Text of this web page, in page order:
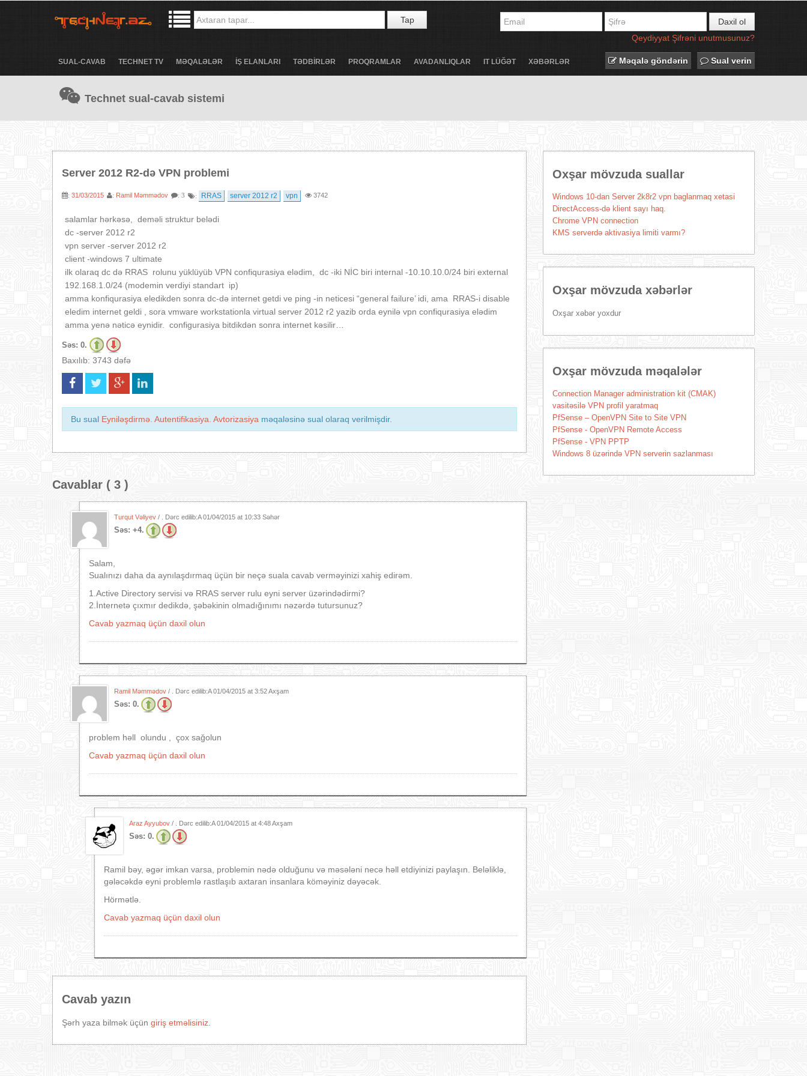
Tap
Daxil ol
Qeydiyyat Şifrəni unutmusunuz?
SUAL-CAVAB TECHNET TV MƏQALƏLƏR İŞ ELANLARI TƏDBİRLƏR PROQRAMLAR AVADANLIQLAR IT LÜĞƏT XƏBƏRLƏR Məqalə göndərin Sual verin
Technet sual-cavab sistemi
Server 2012 R2-də VPN problemi
: 31/03/2015 : Ramil Məmmədov : 3 : RRAS server 2012 r2 vpn 3742
salamlar hərkəsə, deməli struktur belədi
dc -server 2012 r2
vpn server -server 2012 r2
client -windows 7 ultimate
ilk olaraq dc də RRAS rolunu yüklüyüb VPN confiqurasiya elədim, dc -iki NİC biri internal -10.10.10.0/24 biri external
192.168.1.0/24 (modemin verdiyi standart ip)
amma konfiqurasiya eledikden sonra dc-də internet getdi ve ping -in neticesi “general failure’ idi, ama RRAS-i disable
eledim internet geldi , sora vmware workstationla virtual server 2012 r2 yazib orda eynilə vpn confiqurasiya elədim
amma yenə nəticə eynidir. configurasiya bitdikdən sonra internet kəsilir…
Səs: 0.
Baxılıb: 3743 dəfə
Bu sual Eyniləşdirmə. Autentifikasiya. Avtorizasiya məqaləsinə sual olaraq verilmişdir.
Cavablar ( 3 )
Turqut Vəliyev / . Dərc edilib:A01/04/2015 at 10:33 Səhər
Səs: +4.
Salam,
Sualınızı daha da aynılaşdırmaq üçün bir neçə suala cavab verməyinizi xahiş edirəm.
1.Active Directory servisi və RRAS server rulu eyni server üzərindədirmi?
2.İnternetə çıxmır dedikdə, şəbəkinin olmadığınımı nəzərdə tutursunuz?
Cavab yazmaq üçün daxil olun
Ramil Məmmədov / . Dərc edilib:A01/04/2015 at 3:52 Axşam
Səs: 0.
problem həll olundu , çox sağolun
Cavab yazmaq üçün daxil olun
Araz Ayyubov / . Dərc edilib:A01/04/2015 at 4:48 Axşam
Səs: 0.
Ramil bəy, əgər imkan varsa, problemin nədə olduğunu və məsələni necə həll etdiyinizi paylaşın. Beləliklə,
gələcəkdə eyni problemlə rastlaşıb axtaran insanlara köməyiniz dəyəcək.
Hörmətlə.
Cavab yazmaq üçün daxil olun
Cavab yazın
Şərh yaza bilmək üçün giriş etməlisiniz
Oxşar mövzuda suallar
Windows 10-dan Server 2k8r2 vpn baglanmaq xetasi
DirectAccess-də klient sayı haq.
Chrome VPN connection
KMS serverdə aktivasiya limiti varmı?
Oxşar mövzuda xəbərlər
Oxşar xəbər yoxdur
Oxşar mövzuda məqalələr
Connection Manager administration kit (CMAK)
vasitəsilə VPN profil yaratmaq
PfSense – OpenVPN Site to Site VPN
PfSense - OpenVPN Remote Access
PfSense - VPN PPTP
Windows 8 üzərində VPN serverin sazlanması